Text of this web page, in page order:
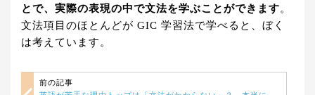
とで、実際の表現の中で文法を学ぶことができます。
文法項目のほとんどが GIC 学習法で学べると、ぼく
は考えています。
前の記事